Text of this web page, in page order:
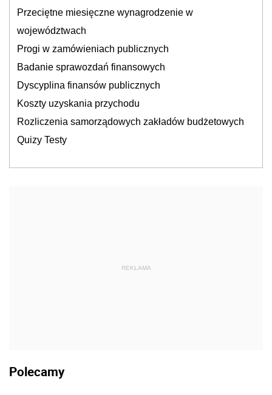
Przeciętne miesięczne wynagrodzenie w
województwach
Progi w zamówieniach publicznych
Badanie sprawozdań finansowych
Dyscyplina finansów publicznych
Koszty uzyskania przychodu
Rozliczenia samorządowych zakładów budżetowych
Quizy Testy
REKLAMA
Polecamy